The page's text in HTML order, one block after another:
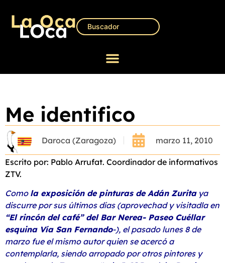
Me identifico
Daroca (Zaragoza) marzo 11, 2010
Escrito por: Pablo Arrufat. Coordinador de informativos
ZTV.
Como la exposición de pinturas de Adán Zuritaya
discurre por sus últimos días (aprovechad y visitadla en
“El rincón del café” del Bar Nerea- Paseo Cuéllar
esquina Vía San Fernando-), el pasado lunes 8 de
marzo fue el mismo autor quien se acercó a
contemplarla, siendo arropado por otros pintores y